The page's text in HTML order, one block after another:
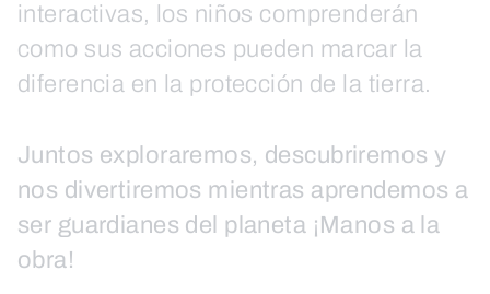
interactivas, los niños comprenderán
como sus acciones pueden marcar la
diferencia en la protección de la tierra.
Juntos exploraremos, descubriremos y
nos divertiremos mientras aprendemos a
ser guardianes del planeta ¡Manos a la
obra!